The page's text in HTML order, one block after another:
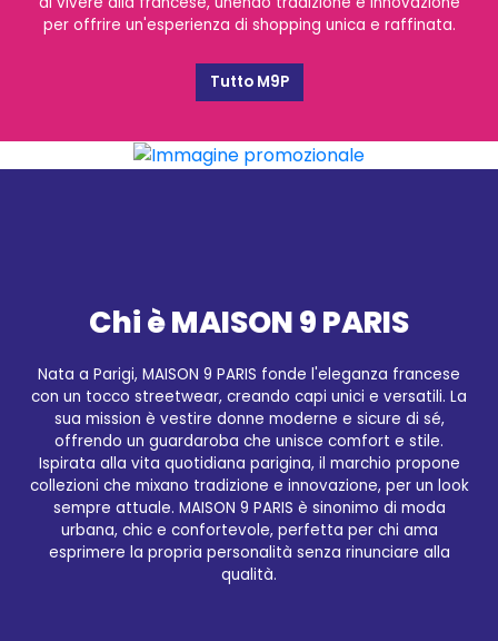
per offrire un'esperienza di shopping unica e raffinata.
Tutto M9P
Chi è MAISON 9 PARIS
Nata a Parigi, MAISON 9 PARIS fonde l'eleganza francese
con un tocco streetwear, creando capi unici e versatili. La
sua mission è vestire donne moderne e sicure di sé,
offrendo un guardaroba che unisce comfort e stile.
Ispirata alla vita quotidiana parigina, il marchio propone
collezioni che mixano tradizione e innovazione, per un look
sempre attuale. MAISON 9 PARIS è sinonimo di moda
urbana, chic e confortevole, perfetta per chi ama
esprimere la propria personalità senza rinunciare alla
qualità.